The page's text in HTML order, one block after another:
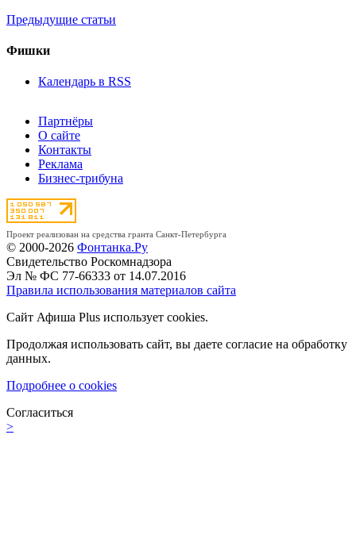
Предыдущие статьи
Фишки
Календарь в RSS
Партнёры
О сайте
Контакты
Реклама
Бизнес-трибуна
Проект реализован на средства гранта Санкт-Петербурга
© 2000-2026 Фонтанка.Ру
Свидетельство Роскомнадзора
Эл № ФС 77-66333 от 14.07.2016
Правила использования материалов сайта
Сайт Афиша Plus использует cookies.
Продолжая использовать сайт, вы даете согласие на обработку
данных.
Подробнее о cookies
Согласиться
>